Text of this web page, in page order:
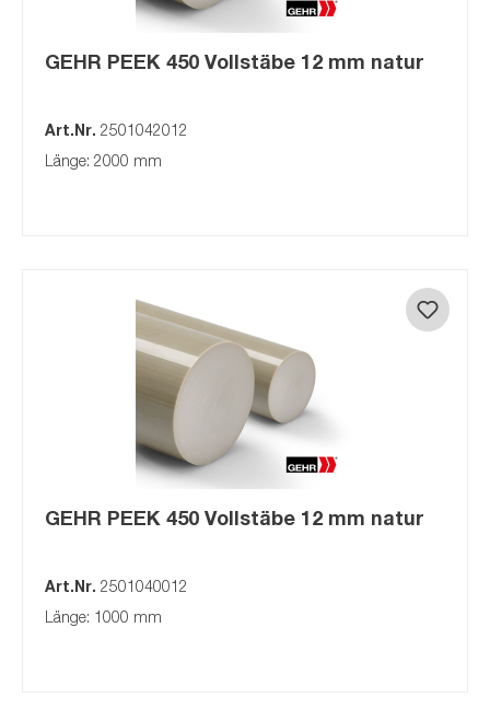
GEHR PEEK 450 Vollstäbe 12 mm natur
Art.Nr. 2501042012
Länge: 2000 mm
GEHR PEEK 450 Vollstäbe 12 mm natur
Art.Nr. 2501040012
Länge: 1000 mm